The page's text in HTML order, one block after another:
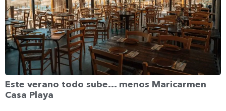
Este verano todo sube… menos Maricarmen
Casa Playa